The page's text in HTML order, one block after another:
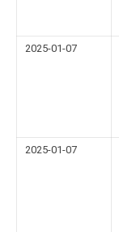
2025-01-07
2025-01-07